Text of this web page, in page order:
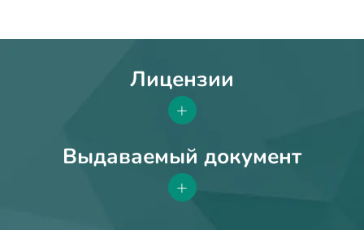
Лицензии
+
Выдаваемый документ
+